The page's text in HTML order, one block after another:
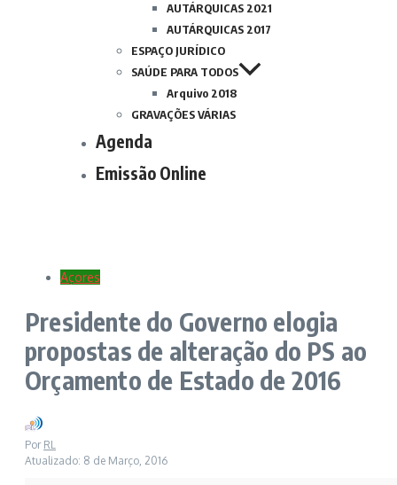
AUTÁRQUICAS 2021
AUTÁRQUICAS 2017
ESPAÇO JURÍDICO
SAÚDE PARA TODOS
Arquivo 2018
GRAVAÇÕES VÁRIAS
Agenda
Emissão Online
Açores
Presidente do Governo elogia
propostas de alteração do PS ao
Orçamento de Estado de 2016
Por RL
Atualizado: 8 de Março, 2016